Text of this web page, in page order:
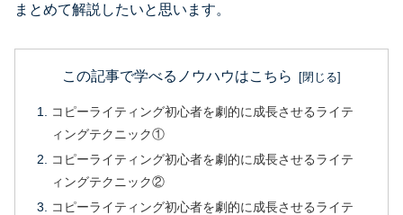
まとめて解説したいと思います。
この記事で学べるノウハウはこちら
コピーライティング初心者を劇的に成長させるライテ
ィングテクニック①
コピーライティング初心者を劇的に成長させるライテ
ィングテクニック②
コピーライティング初心者を劇的に成長させるライテ